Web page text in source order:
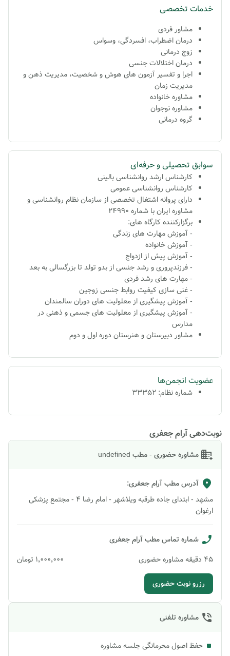
خدمات تخصصی
مشاور فردی
درمان اضطراب، افسردگی، وسواس
زوج درمانی
درمان اختلالات جنسی
اجرا و تفسیر آزمون های هوش و شخصیت، مدیریت ذهن و
مدیریت زمان
مشاوره خانواده
مشاوره نوجوان
گروه درمانی
سوابق تحصیلی و حرفه‌ای
کارشناس ارشد روانشناسی بالینی
کارشناس روانشناسی عمومی
دارای پروانه اشتغال تخصصی از سازمان نظام روانشناسی و
مشاوره ایران با شماره 24990
برگزارکننده کارگاه های:
- آموزش مهارت های زندگی
- آموزش خانواده
- آموزش پیش از ازدواج
- فرزندپروری و رشد جنسی از بدو تولد تا بزرگسالی به بعد
- مهارت های رشد فردی
- غنی سازی کیفیت روابط جنسی زوجین
- آموزش پیشگیری از معلولیت های دوران سالمندان
- آموزش پیشگیری از معلولیت های جسمی و ذهنی در
مدارس
مشاور دبیرستان و هنرستان دوره اول و دوم
عضویت انجمن‌ها
شماره نظام: ۳۳۳۵۲
نوبت‌دهی آرام جعفری
مشاوره حضوری - مطب undefined
آدرس مطبآرام جعفری:
مشهد - ابتدای جاده طرقبه ویلاشهر - امام رضا 4 - مجتمع پزشکی
ارغوان
شماره تماس مطبآرام جعفری
45 دقیقهمشاوره حضوری ۱٬۰۰۰٬۰۰۰ تومان
رزرو نوبت حضوری
مشاوره تلفنی
حفظ اصول محرمانگی جلسه مشاوره